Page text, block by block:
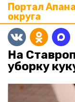
Портал
округа
На
уборку